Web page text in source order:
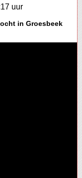
uur
in Groesbeek